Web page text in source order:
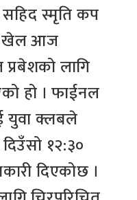
सहिद स्मृति कप
खेल आज
लागि
हो । फाईनल
युवा क्लबले
१२:३०
दिएकोछ ।